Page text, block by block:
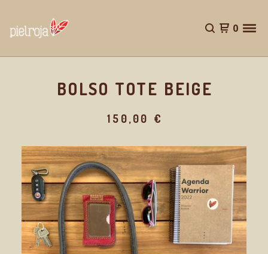
0
BOLSO TOTE BEIGE
150,00 €